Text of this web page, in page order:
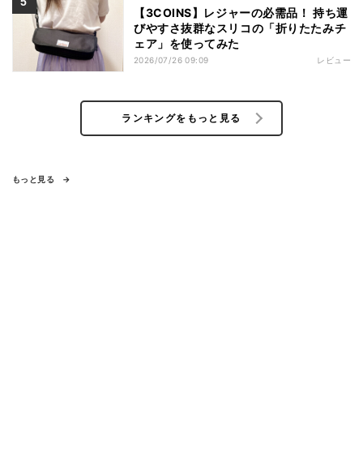
【3COINS】レジャーの必需品！ 持ち運
びやすさ抜群なスリコの「折りたたみチ
ェア」を使ってみた
2026/07/26 09:09 レビュー
ランキングをもっと見る
もっと見る